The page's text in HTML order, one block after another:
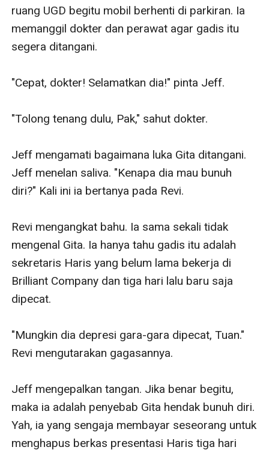
ruang UGD begitu mobil berhenti di parkiran. Ia
memanggil dokter dan perawat agar gadis itu
segera ditangani.
"Cepat, dokter! Selamatkan dia!" pinta Jeff.
"Tolong tenang dulu, Pak," sahut dokter.
Jeff mengamati bagaimana luka Gita ditangani.
Jeff menelan saliva. "Kenapa dia mau bunuh
diri?" Kali ini ia bertanya pada Revi.
Revi mengangkat bahu. Ia sama sekali tidak
mengenal Gita. Ia hanya tahu gadis itu adalah
sekretaris Haris yang belum lama bekerja di
Brilliant Company dan tiga hari lalu baru saja
dipecat.
"Mungkin dia depresi gara-gara dipecat, Tuan."
Revi mengutarakan gagasannya.
Jeff mengepalkan tangan. Jika benar begitu,
maka ia adalah penyebab Gita hendak bunuh diri.
Yah, ia yang sengaja membayar seseorang untuk
menghapus berkas presentasi Haris tiga hari